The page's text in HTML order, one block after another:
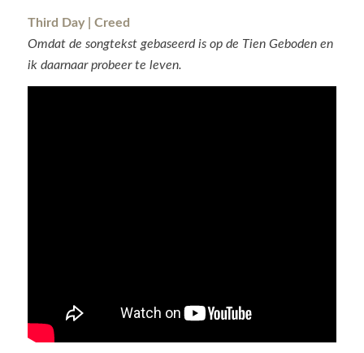
Third Day | Creed
Omdat de songtekst gebaseerd is op de Tien Geboden en
ik daarnaar probeer te leven.